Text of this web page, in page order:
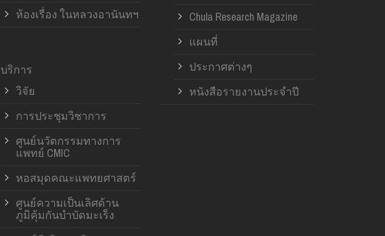
ห้องเรื่อง ในหลวงอานันทฯ
บริการ
วิจัย
การประชุมวิชาการ
ศูนย์นวัตกรรมทางการ
แพทย์ CMIC
หอสมุดคณะแพทยศาสตร์
ศูนย์ความเป็นเลิศด้าน
ภูมิคุ้มกันบำบัดมะเร็ง
Chula Research Magazine
แผนที่
ประกาศต่างๆ
หนังสือรายงานประจำปี